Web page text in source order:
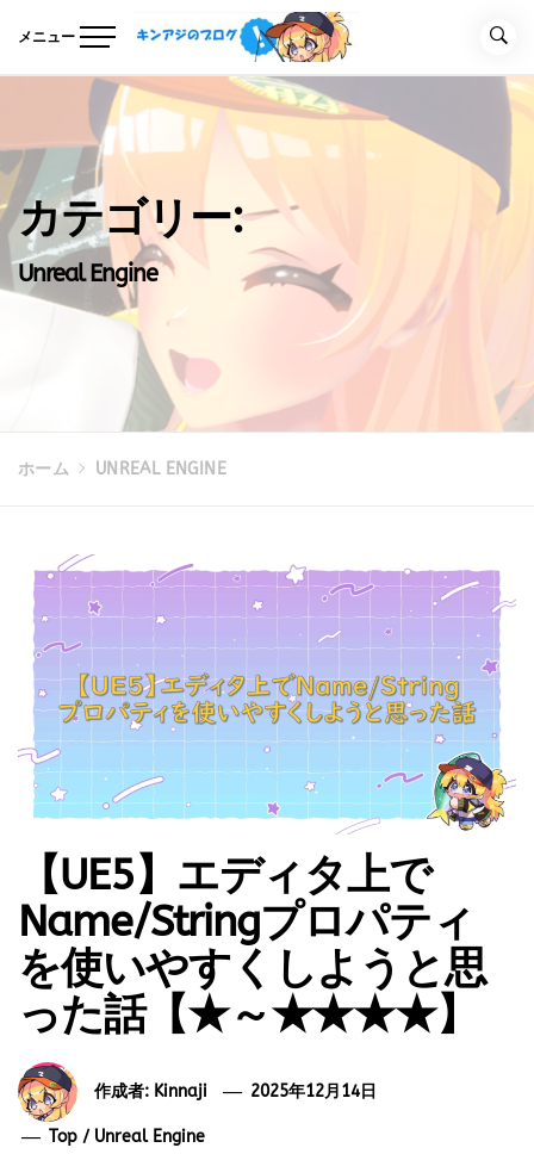
キ
ッ
プ
メニュー
キンアジのブログ
Unreal Engineの事を気ままに記事にするブログ
カテゴリー:
Unreal Engine
ホーム UNREAL ENGINE
【UE5】エディタ上で
Name/Stringプロパティ
を使いやすくしようと思
った話【★～★★★★】
作成者: Kinnaji 2025年12月14日
Top / Unreal Engine